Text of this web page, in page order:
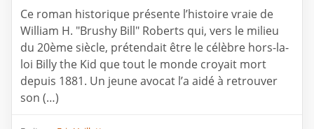
Ce roman historique présente l’histoire vraie de
William H. "Brushy Bill" Roberts qui, vers le milieu
du 20ème siècle, prétendait être le célèbre hors-la-
loi Billy the Kid que tout le monde croyait mort
depuis 1881. Un jeune avocat l’a aidé à retrouver
son (…)